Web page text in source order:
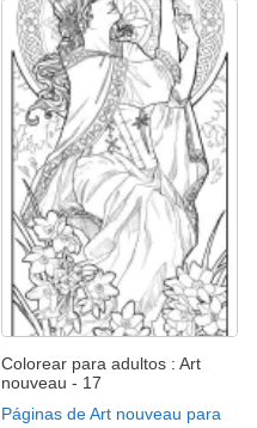
Colorear para adultos : Art
nouveau - 17
Páginas de Art nouveau para